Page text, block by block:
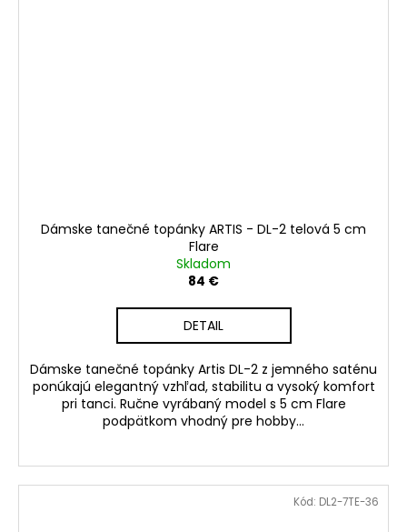
Dámske tanečné topánky ARTIS - DL-2 telová 5 cm
Flare
Skladom
84 €
DETAIL
Dámske tanečné topánky Artis DL-2 z jemného saténu
ponúkajú elegantný vzhľad, stabilitu a vysoký komfort
pri tanci. Ručne vyrábaný model s 5 cm Flare
podpätkom vhodný pre hobby...
Kód: DL2-7TE-36